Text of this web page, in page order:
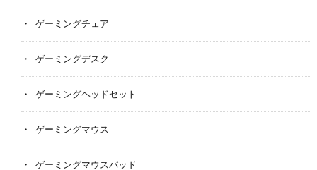
ゲーミングチェア
ゲーミングデスク
ゲーミングヘッドセット
ゲーミングマウス
ゲーミングマウスパッド